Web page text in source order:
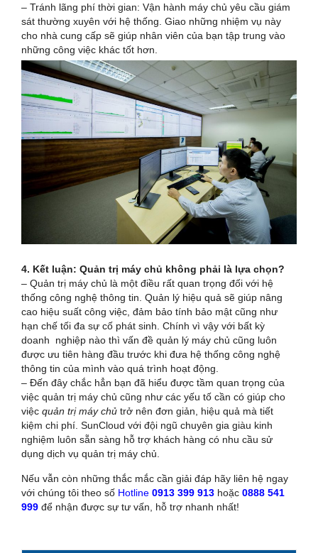
– Tránh lãng phí thời gian: Vận hành máy chủ yêu cầu giám
sát thường xuyên với hệ thống. Giao những nhiệm vụ này
cho nhà cung cấp sẽ giúp nhân viên của bạn tập trung vào
những công việc khác tốt hơn.
4. Kết luận: Quản trị máy chủ không phải là lựa chọn?
– Quản trị máy chủ là một điều rất quan trọng đối với hệ
thống công nghệ thông tin. Quản lý hiệu quả sẽ giúp nâng
cao hiệu suất công việc, đảm bảo tính bảo mật cũng như
hạn chế tối đa sự cố phát sinh. Chính vì vậy với bất kỳ
doanh nghiệp nào thì vấn đề quản lý máy chủ cũng luôn
được ưu tiên hàng đầu trước khi đưa hệ thống công nghệ
thông tin của mình vào quá trình hoạt động.
– Đến đây chắc hẳn bạn đã hiểu được tầm quan trọng của
việc quản trị máy chủ cũng như các yếu tố cần có giúp cho
việc quản trị máy chủ trở nên đơn giản, hiệu quả mà tiết
kiệm chi phí. SunCloud với đội ngũ chuyên gia giàu kinh
nghiệm luôn sẵn sàng hỗ trợ khách hàng có nhu cầu sử
dụng dịch vụ quản trị máy chủ.
Nếu vẫn còn những thắc mắc cần giải đáp hãy liên hệ ngay
với chúng tôi theo số Hotline 0913 399 913 hoặc 0888 541
999 để nhận được sự tư vấn, hỗ trợ nhanh nhất!